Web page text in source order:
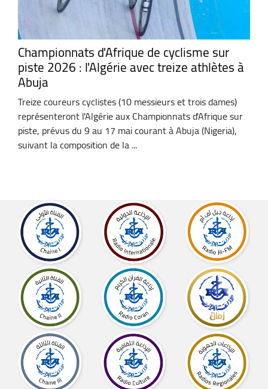
Championnats d'Afrique de cyclisme sur
piste 2026 : l'Algérie avec treize athlètes à
Abuja
Treize coureurs cyclistes (10 messieurs et trois dames)
représenteront l'Algérie aux Championnats d'Afrique sur
piste, prévus du 9 au 17 mai courant à Abuja (Nigeria),
suivant la composition de la ...